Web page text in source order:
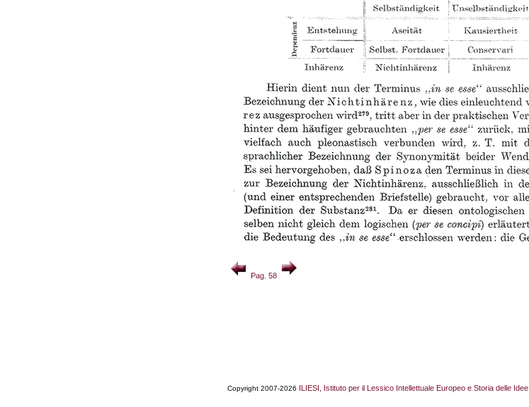
Pag. 58
Copyright 2007-2026 ILIESI, Istituto per il Lessico Intellettuale Europeo e Storia delle Idee